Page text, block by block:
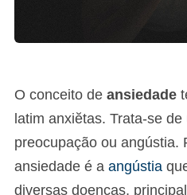
O conceito de ansiedade
latim anxiĕtas. Trata-se
preocupação ou angústia.
ansiedade é a angústia
diversas doenças,